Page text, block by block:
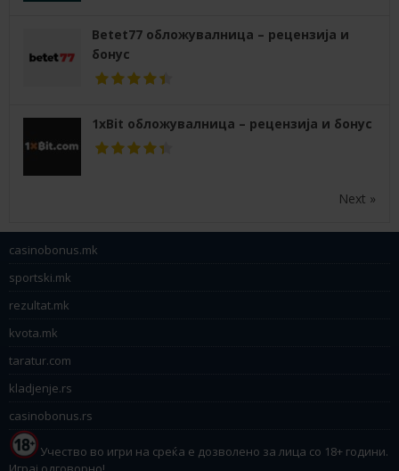
Betet77 обложувалница – рецензија и
бонус
1xBit обложувалница – рецензија и бонус
Next »
casinobonus.mk
sportski.mk
rezultat.mk
kvota.mk
taratur.com
kladjenje.rs
casinobonus.rs
Учество во игри на среќа е дозволено за лица со 18+ години.